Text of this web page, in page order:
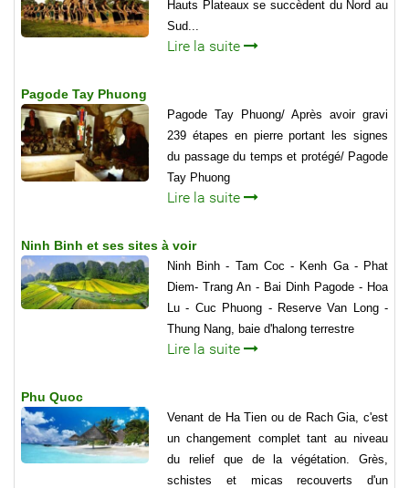
Hauts Plateaux se succèdent du Nord au
Sud...
Lire la suite
Pagode Tay Phuong
Pagode Tay Phuong/ Après avoir gravi
239 étapes en pierre portant les signes
du passage du temps et protégé/ Pagode
Tay Phuong
Lire la suite
Ninh Binh et ses sites à voir
Ninh Binh - Tam Coc - Kenh Ga - Phat
Diem- Trang An - Bai Dinh Pagode - Hoa
Lu - Cuc Phuong - Reserve Van Long -
Thung Nang, baie d'halong terrestre
Lire la suite
Phu Quoc
Venant de Ha Tien ou de Rach Gia, c'est
un changement complet tant au niveau
du relief que de la végétation. Grès,
schistes et micas recouverts d'un